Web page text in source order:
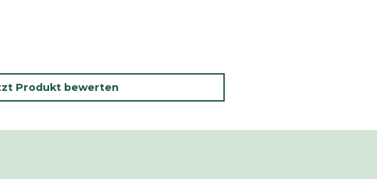
Produkt bewerten